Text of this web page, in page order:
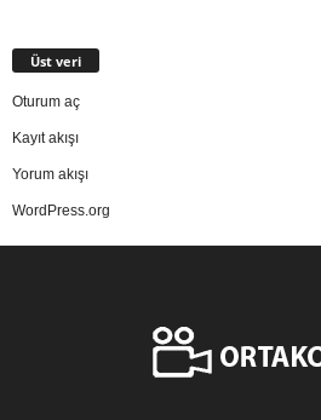
Üst veri
Oturum aç
Kayıt akışı
Yorum akışı
WordPress.org